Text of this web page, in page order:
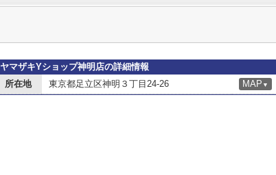
ヤマザキYショップ神明店の詳細情報
所在地
東京都足立区神明３丁目24-26 MAP ▼